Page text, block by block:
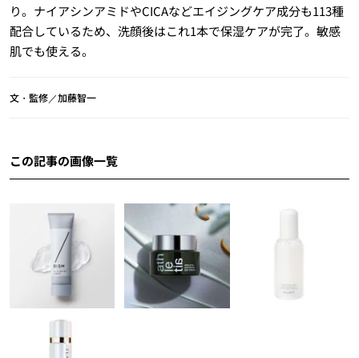
り。ナイアシンアミドやCICAなどエイジングケア成分も113種
配合しているため、洗顔後はこれ1本で保湿ケアが完了。敏感
肌でも使える。
文・監修／加藤智一
この記事の画像一覧